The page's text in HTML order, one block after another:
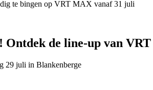
te bingen op VRT MAX vanaf 31 juli
Ontdek de line-up van
29 juli in Blankenberge